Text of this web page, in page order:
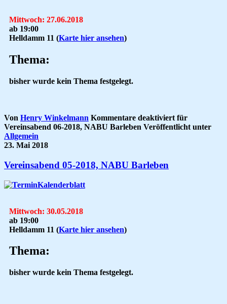
Mittwoch: 27.06.2018
ab 19:00
Helldamm 11 (Karte hier ansehen)
Thema:
bisher wurde kein Thema festgelegt.
Von Henry Winkelmann Kommentare deaktiviert für
Vereinsabend 06-2018, NABU Barleben Veröffentlicht unter
Allgemein
23. Mai 2018
Vereinsabend 05-2018, NABU Barleben
Mittwoch: 30.05.2018
ab 19:00
Helldamm 11 (Karte hier ansehen)
Thema:
bisher wurde kein Thema festgelegt.